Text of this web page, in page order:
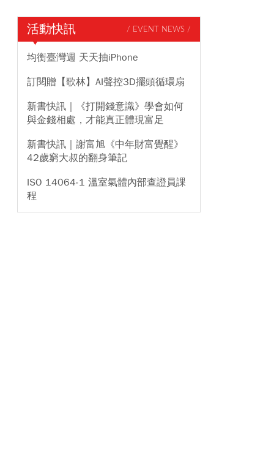
活動快訊 / EVENT NEWS /
均衡臺灣週 天天抽iPhone
訂閱贈【歌林】AI聲控3D擺頭循環扇
新書快訊｜《打開錢意識》學會如何
與金錢相處，才能真正體現富足
新書快訊｜謝富旭《中年財富覺醒》
42歲窮大叔的翻身筆記
ISO 14064-1 溫室氣體內部查證員課
程